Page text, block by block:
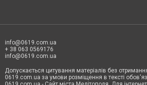
info@0619.com.ua
+ 38 063 0569176
info@0619.com.ua
Допускається цитування матеріалів без
0619.com.ua за умови розміщення в тексті